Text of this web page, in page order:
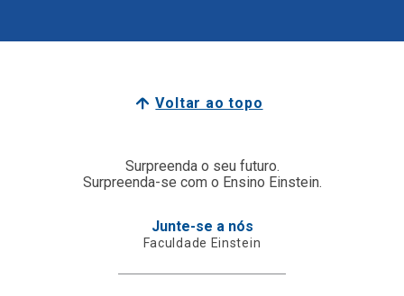
Voltar ao topo
Surpreenda o seu futuro.
Surpreenda-se com o Ensino Einstein.
Junte-se a nós
Faculdade Einstein